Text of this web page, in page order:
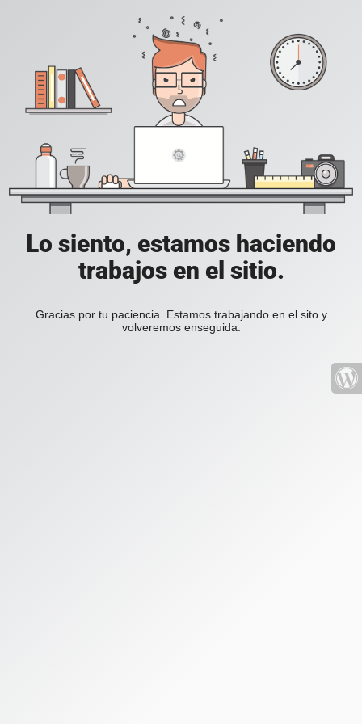
Lo siento, estamos haciendo
trabajos en el sitio.
Gracias por tu paciencia. Estamos trabajando en el sito y
volveremos enseguida.